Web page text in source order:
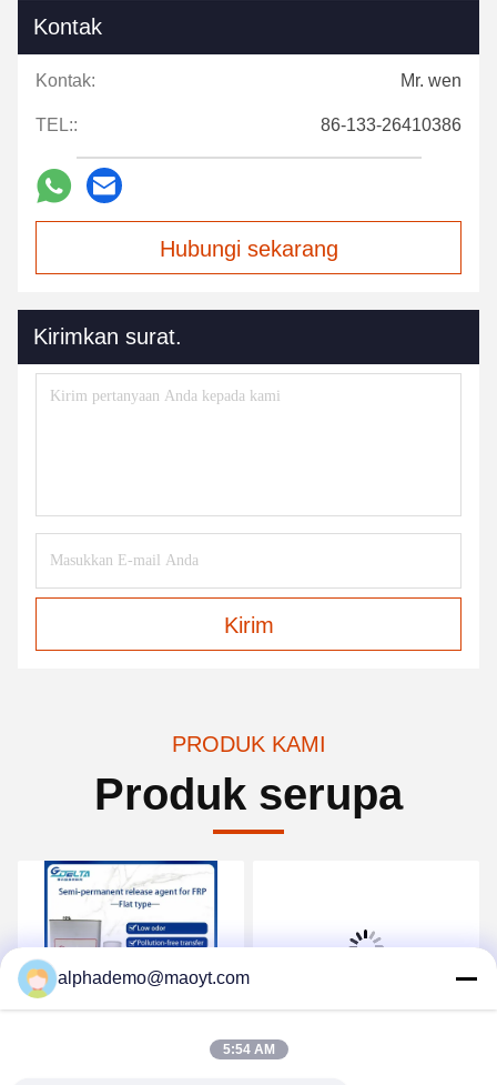
Kontak
Kontak: Mr. wen
TEL:: 86-133-26410386
Hubungi sekarang
Kirimkan surat.
Kirim
PRODUK KAMI
Produk serupa
Efisiensi Tinggi Semi
alphademo@maoyt.com
5:54 AM